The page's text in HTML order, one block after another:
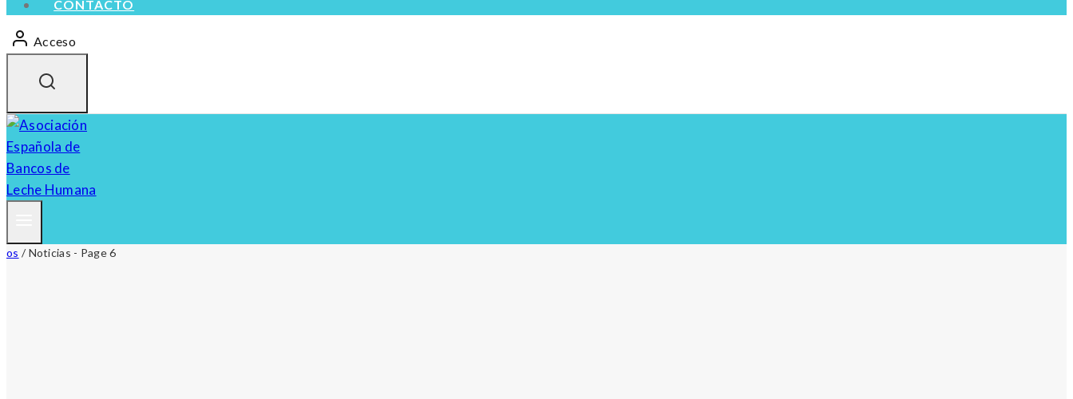
CONTACTO
Acceso
os / Noticias - Page 6